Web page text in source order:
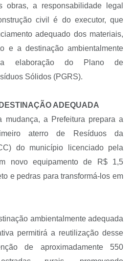
obras, a responsabilidade legal
civil é do executor, que
adequado dos materiais,
e a destinação ambientalmente
elaboração do Plano de
Sólidos (PGRS).
ADEQUADA
mudança, a Prefeitura prepara a
aterro de Resíduos da
do município licenciado pela
novo equipamento de R$ 1,5
e pedras para transformá-los em
ambientalmente adequada
permitirá a reutilização desse
de aproximadamente 550